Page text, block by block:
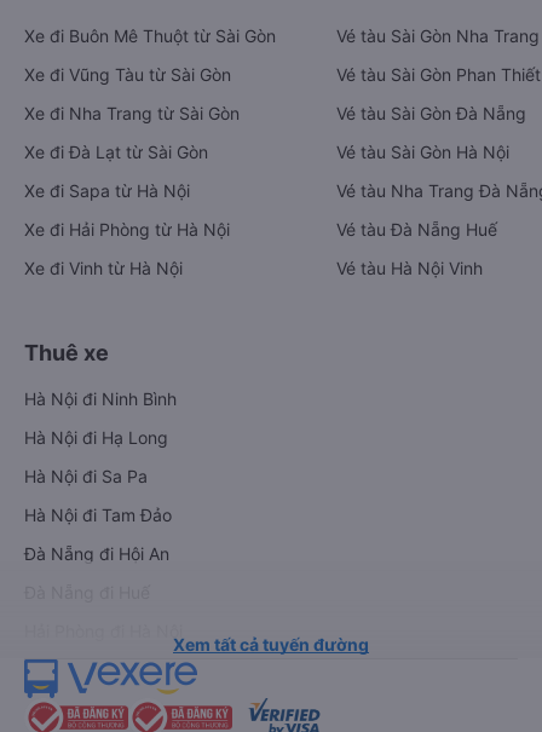
Xe đi Buôn Mê Thuột từ Sài Gòn
Xe đi Vũng Tàu từ Sài Gòn
Xe đi Nha Trang từ Sài Gòn
Xe đi Đà Lạt từ Sài Gòn
Xe đi Sapa từ Hà Nội
Xe đi Hải Phòng từ Hà Nội
Xe đi Vinh từ Hà Nội
Vé tàu Sài Gòn Nha Trang
Vé tàu Sài Gòn Phan Thiết
Vé tàu Sài Gòn Đà Nẵng
Vé tàu Sài Gòn Hà Nội
Vé tàu Nha Trang Đà
Vé tàu Đà Nẵng Huế
Vé tàu Hà Nội Vinh
Thuê xe
Hà Nội đi Ninh Bình
Hà Nội đi Hạ Long
Hà Nội đi Sa Pa
Hà Nội đi Tam Đảo
Đà Nẵng đi Hội An
Xem tất cả tuyến đường